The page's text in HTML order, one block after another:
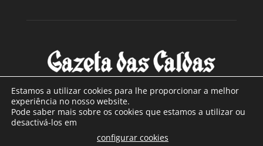
SOBRE NÓS
Com sede nas Caldas da Rainha e mais de 90 anos de
Estamos a utilizar cookies para lhe proporcionar a melhor
experiência no nosso website.
Pode saber mais sobre os cookies que estamos a utilizar ou
desactivá-los em
configurar cookies